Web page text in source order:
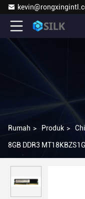
Rumah > Produk >
8GB DDR3